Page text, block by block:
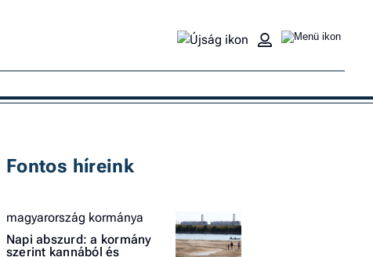
Fontos híreink
magyarország kormánya
Napi abszurd: a kormány
szerint kannából és